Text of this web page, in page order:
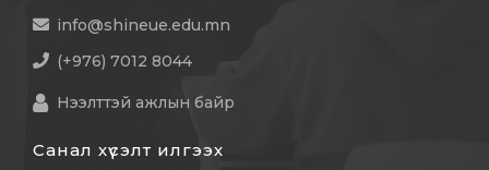
info@shineue.edu.mn
(+976) 7012 8044
Нээлттэй ажлын байр
Санал хүсэлт илгээх